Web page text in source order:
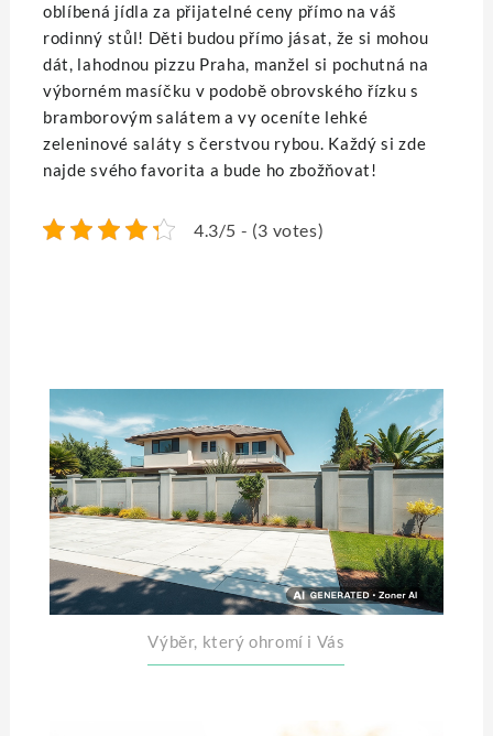
oblíbená jídla za přijatelné ceny přímo na váš
rodinný stůl! Děti budou přímo jásat, že si mohou
dát, lahodnou pizzu Praha, manžel si pochutná na
výborném masíčku v podobě obrovského řízku s
bramborovým salátem a vy oceníte lehké
zeleninové saláty s čerstvou rybou. Každý si zde
najde svého favorita a bude ho zbožňovat!
4.3/5 - (3 votes)
Výběr, který ohromí i Vás